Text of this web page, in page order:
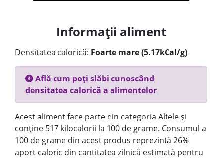
Informații aliment
Densitatea calorică: Foarte mare (5.17kCal/g)
Află cum poți slăbi cunoscând
densitatea calorică a alimentelor
Acest aliment face parte din categoria Altele și
conține 517 kilocalorii la 100 de grame. Consumul a
100 de grame din acest produs reprezintă 26%
aport caloric din cantitatea zilnică estimată pentru